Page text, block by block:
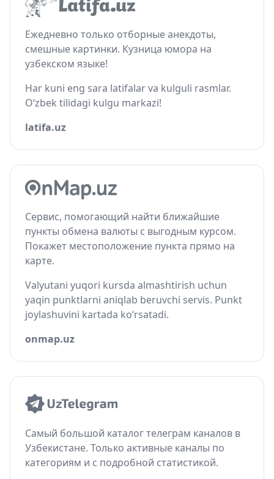
Ежедневно только отборные анекдоты,
смешные картинки. Кузница юмора на
узбекском языке!
Har kuni eng sara latifalar va kulguli rasmlar.
O‘zbek tilidagi kulgu markazi!
latifa.uz
Сервис, помогающий найти ближайшие
пункты обмена валюты с выгодным курсом.
Покажет местоположение пункта прямо на
карте.
Valyutani yuqori kursda almashtirish uchun
yaqin punktlarni aniqlab beruvchi servis. Punkt
joylashuvini kartada ko‘rsatadi.
onmap.uz
Самый большой каталог телеграм каналов в
Узбекистане. Только активные каналы по
категориям и с подробной статистикой.